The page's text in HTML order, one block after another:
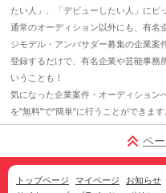
たい人」、「デビューしたい人」にピ
通常のオーディション以外にも、有名
ジモデル・アンバサダー募集の企業案
登録するだけで、有名企業や芸能事務
いうことも！
気になった企業案件・オーディション
を"無料"で"簡単"に行うことができます
ペ
トップページ マイページ お知らせ